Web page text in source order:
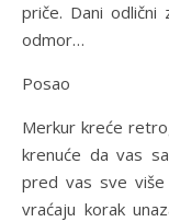
priče. Dani odlični
odmor…
Posao
Merkur kreće
krenuće da vas
pred vas sve više
vraćaju korak